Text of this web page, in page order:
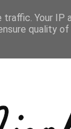
Your IP
quality